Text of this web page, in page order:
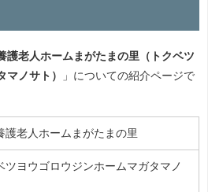
護老人ホームまがたまの里（トクベツ
マノサト）
」についての紹介ページで
護老人ホームまがたまの里
ツヨウゴロウジンホームマガタマノ